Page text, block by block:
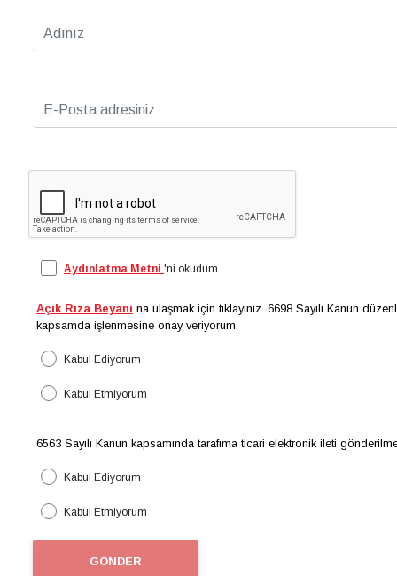
kampanyaları birleştirilemez. Kredi tahsis ücreti ve diğer kesintiler kredi tutarına
Yeni Sandero Stepway'in karma CO₂ salınım değerleri 113,7-133 (g/km); birleşik
Aydınlatma Metni 'ni okudum.
Açık Rıza Beyanı na ulaşmak için tıklayınız. 6698 Sayılı Kanun
kapsamda işlenmesine onay veriyorum.
Kabul Ediyorum
Kabul Etmiyorum
6563 Sayılı Kanun kapsamında tarafıma ticari elektronik ileti
Kabul Ediyorum
Kabul Etmiyorum
GÖNDER